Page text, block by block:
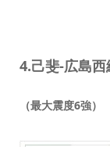
4.己斐-広島
（最大震度6強）